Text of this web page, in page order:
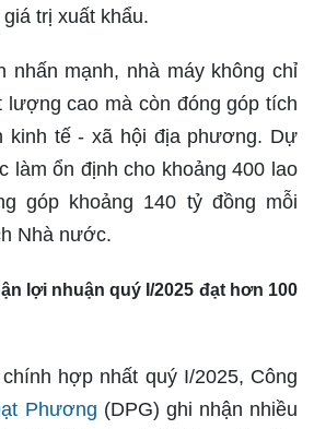
trị xuất khẩu.
nhấn mạnh, nhà máy không chỉ
lượng cao mà còn đóng góp tích
kinh tế - xã hội địa phương. Dự
làm ổn định cho khoảng 400 lao
góp khoảng 140 tỷ đồng mỗi
Nhà nước.
lợi nhuận quý I/2025 đạt hơn 100
hợp nhất quý I/2025, Công
Phương (DPG) ghi nhận nhiều